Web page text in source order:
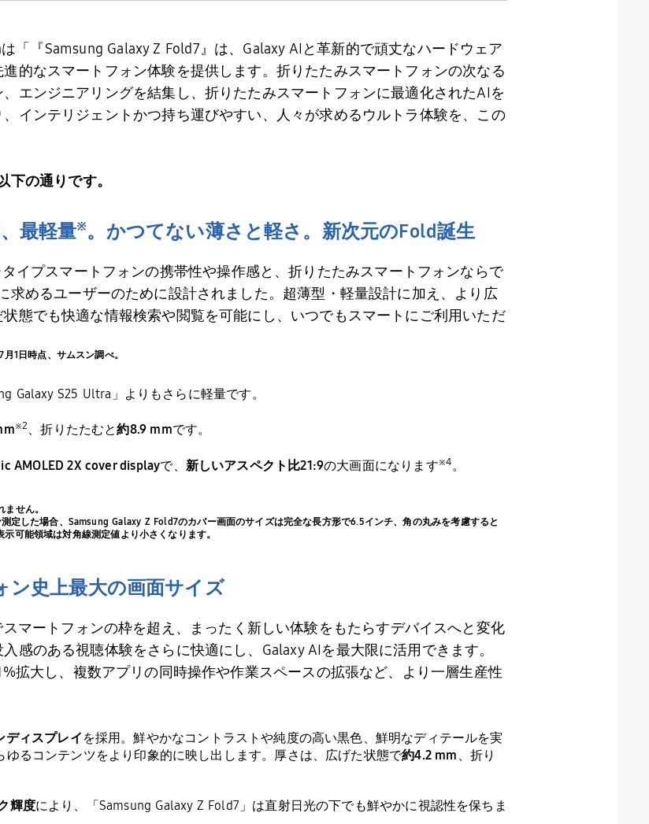
は「『Samsung Galaxy Z Fold7』は、 Galaxy AI と革新的で頑丈なハードウェア
的なスマートフォン体験を提供します。折りたたみスマートフォンの次なる
エンジニアリングを結集し、折りたたみスマートフォンに最適化されたAIを
インテリジェントかつ持ち運びやすい、人々が求めるウルトラ体験を、この
下の通りです。
最軽量※。かつてない薄さと軽さ。新次元のFold誕生
タイプスマートフォンの携帯性や操作感と、折りたたみスマートフォンならで
求めるユーザーのために設計されました。超薄型・軽量設計に加え、より広
態でも快適な情報検索や閲覧を可能にし、いつでもスマートにご利用いただ
7月 1 日時点、サムスン調べ。
Galaxy S25 Ultra 」よりもさらに軽量です。
※2、折りたたむと約8.9 mmです。
AMOLED 2X cover displayで、 新しいアスペクト比21:9の大画面になります※4。
せん。
定した場合、Samsung Galaxy Z Fold7のカバー画面のサイズは完全な長方形で6.5インチ、角の丸みを考慮すると
可能領域は対角線測定値より小さくなります。
ン史上最大の画面サイズ
スマートフォンの枠を超え、まったく新しい体験をもたらすデバイスへと変化
感のある視聴体験をさらに快適にし、 Galaxy AIを最大限に活用できます。
拡大し、複数アプリの同時操作や作業スペースの拡張など、より一層生産性
ディスプレイ を採用。鮮やかなコントラストや純度の高い黒色、鮮明なディテールを実
るコンテンツをより印象的に映し出します。厚さは、広げた状態で約4.2 mm 、折り
輝度により、「 Samsung Galaxy Z Fold7 」は直射日光の下でも鮮やかに視認性を保ちま